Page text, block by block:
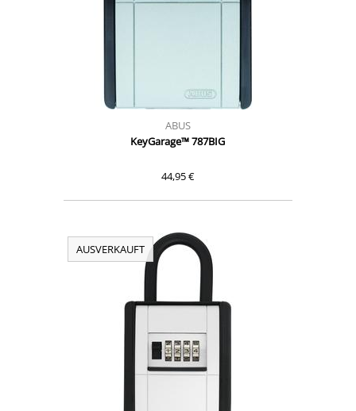
ABUS
KeyGarage™ 787BIG
44,95 €
AUSVERKAUFT